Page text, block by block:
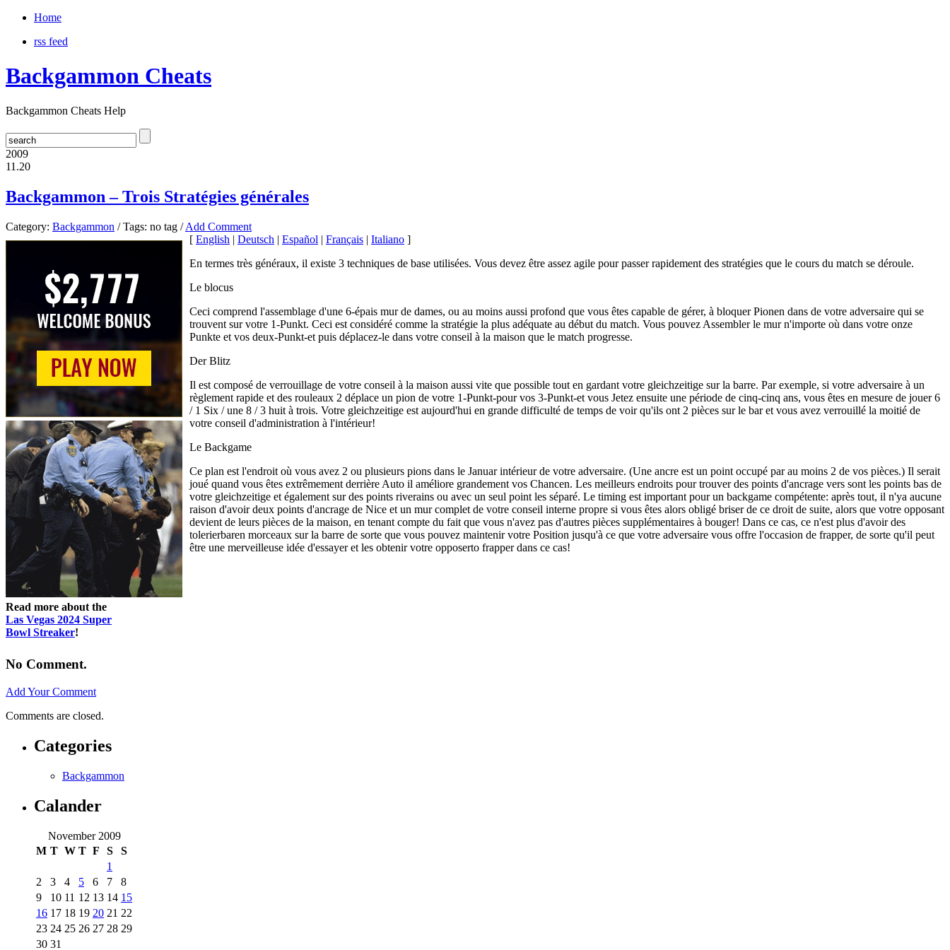
Home
rss feed
Backgammon Cheats
Backgammon Cheats Help
2009
11.20
Backgammon – Trois Stratégies générales
Category: Backgammon / Tags: no tag /Add Comment
Read more about the
Las Vegas 2024 Super
Bowl Streaker!
[ English | Deutsch | Español | Français | Italiano ]
En termes très généraux, il existe 3 techniques de base utilisées. Vous devez être assez agile pour passer rapidement des stratégies que le cours du match se déroule.
Le blocus
Ceci comprend l'assemblage d'une 6-épais mur de dames, ou au moins aussi profond que vous êtes capable de gérer, à bloquer Pionen dans de votre adversaire qui se
trouvent sur votre 1-Punkt. Ceci est considéré comme la stratégie la plus adéquate au début du match. Vous pouvez Assembler le mur n'importe où dans votre onze
Punkte et vos deux-Punkt-et puis déplacez-le dans votre conseil à la maison que le match progresse.
Der Blitz
Il est composé de verrouillage de votre conseil à la maison aussi vite que possible tout en gardant votre gleichzeitige sur la barre. Par exemple, si votre adversaire à un
règlement rapide et des rouleaux 2 déplace un pion de votre 1-Punkt-pour vos 3-Punkt-et vous Jetez ensuite une période de cinq-cinq ans, vous êtes en mesure de jouer 6
/ 1 Six / une 8 / 3 huit à trois. Votre gleichzeitige est aujourd'hui en grande difficulté de temps de voir qu'ils ont 2 pièces sur le bar et vous avez verrouillé la moitié de
votre conseil d'administration à l'intérieur!
Le Backgame
Ce plan est l'endroit où vous avez 2 ou plusieurs pions dans le Januar intérieur de votre adversaire. (Une ancre est un point occupé par au moins 2 de vos pièces.) Il serait
joué quand vous êtes extrêmement derrière Auto il améliore grandement vos Chancen. Les meilleurs endroits pour trouver des points d'ancrage vers sont les points bas de
votre gleichzeitige et également sur des points riverains ou avec un seul point les séparé. Le timing est important pour un backgame compétente: après tout, il n'ya aucune
raison d'avoir deux points d'ancrage de Nice et un mur complet de votre conseil interne propre si vous êtes alors obligé briser de ce droit de suite, alors que votre opposant
devient de leurs pièces de la maison, en tenant compte du fait que vous n'avez pas d'autres pièces supplémentaires à bouger! Dans ce cas, ce n'est plus d'avoir des
tolerierbaren morceaux sur la barre de sorte que vous pouvez maintenir votre Position jusqu'à ce que votre adversaire vous offre l'occasion de frapper, de sorte qu'il peut
être une merveilleuse idée d'essayer et les obtenir votre opposerto frapper dans ce cas!
No Comment.
Add Your Comment
Comments are closed.
Categories
Backgammon
Calander
November 2009
M T W T F S
S
1
2
3 4 5 6 7
8
9
10 11 12 13 14 15
16 17 18 19 20 21 22
23 24 25 26 27 28 29
30 31